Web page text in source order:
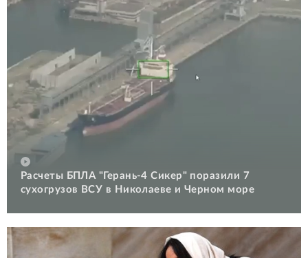
Расчеты БПЛА "Герань-4 Сикер" поразили 7
сухогрузов ВСУ в Николаеве и Черном море